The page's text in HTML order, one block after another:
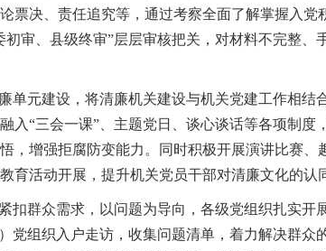
决、责任追究等，通过考察全面了解掌握入党
审、县级终审”层层审核把关，对材料不完整、
单元建设，将清廉机关建设与机关党建工作相结
“三会一课”、主题党日、谈心谈话等各项制度
，增强拒腐防变能力。同时积极开展演讲比赛、
活动开展，提升机关党员干部对清廉文化的认
扣群众需求，以问题为导向，各级党组织扎实开
组织入户走访，收集问题清单，着力解决群众